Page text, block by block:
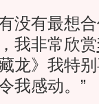
有最想合
我非常欣赏
龙》我特
我感动。”